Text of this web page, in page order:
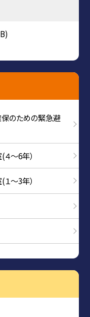
のための緊急避
～6年）
～3年）